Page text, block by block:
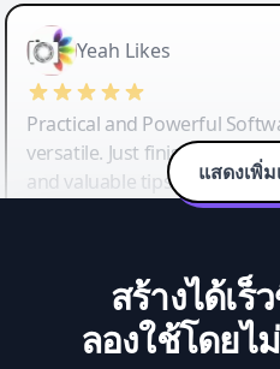
Yeah Likes
Practical and Powerful
versatile. Just finished their
and valuable tips and tricks.
แสดงเพิ่ม
สร้างได้เร็
ลองใช้โดยไ